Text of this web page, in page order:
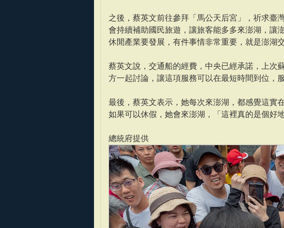
之後，蔡英文前往參拜「馬公天后宮」，祈求臺
會持續補助國民旅遊，讓旅客能多多來澎湖，讓
休閒產業要發展，有件事情非常重要，就是澎湖
蔡英文說，交通船的經費，中央已經承諾，上次
方一起討論，讓這項服務可以在最短時間到位，
最後，蔡英文表示，她每次來澎湖，都感覺這實
如果可以休假，她會來澎湖，「這裡真的是個好
總統府提供